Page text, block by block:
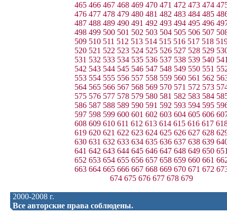
465 466 467 468 469 470 471 472 473 474
476 477 478 479 480 481 482 483 484 485
487 488 489 490 491 492 493 494 495 496
498 499 500 501 502 503 504 505 506 507
509 510 511 512 513 514 515 516 517 518
520 521 522 523 524 525 526 527 528 529
531 532 533 534 535 536 537 538 539 540
542 543 544 545 546 547 548 549 550 551
553 554 555 556 557 558 559 560 561 562
564 565 566 567 568 569 570 571 572 573
575 576 577 578 579 580 581 582 583 584
586 587 588 589 590 591 592 593 594 595
597 598 599 600 601 602 603 604 605 606
608 609 610 611 612 613 614 615 616 617
619 620 621 622 623 624 625 626 627 628
630 631 632 633 634 635 636 637 638 639
641 642 643 644 645 646 647 648 649 650
652 653 654 655 656 657 658 659 660 661
663 664 665 666 667 668 669 670 671 672
674 675 676 677 678 679
2000-2008 г.
Все авторские права соблюдены.